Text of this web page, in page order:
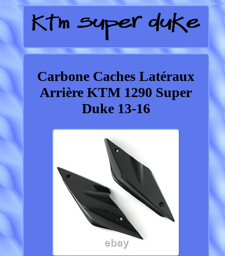
Carbone Caches Latéraux
Arrière KTM 1290 Super
Duke 13-16